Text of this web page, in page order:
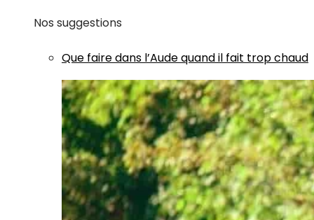
Nos suggestions
Que faire dans l’Aude quand il fait trop chaud